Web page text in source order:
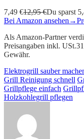
7,49 €12,95 €Du sparst
Bei Amazon ansehen →
Als Amazon-Partner
Preisangaben inkl.
Gewähr.
Elektrogrill sauber
Grill Reinigung schnell
Grillpflege einfach
Holzkohlegrill pflegen